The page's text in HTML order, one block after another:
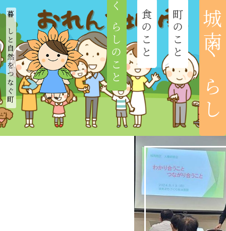
暮らしと自然をつなぐ町 くらしのこと 食のこと 町のこと 城南ぐらし
ホーム
新着情報
城南まちづくり協議会
城南のつどい
おれんち城南
城南びと